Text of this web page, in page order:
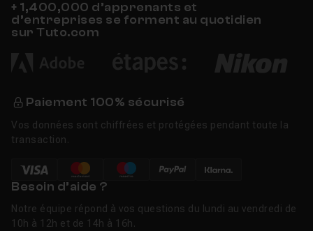
+ 1,400,000 d’apprenants et
d’entreprises se forment au quotidien
sur Tuto.com
Paiement 100% sécurisé
Vos données sont chiffrées et protégées pendant toute la
transaction.
Besoin d’aide ?
Notre équipe répond à vos questions du lundi au vendredi de
10h à 12h et de 14h à 16h.